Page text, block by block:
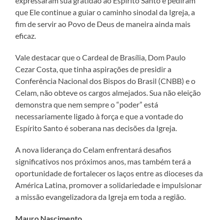
que Ele continue a guiar o caminho sinodal da Igreja, a
fim de servir ao Povo de Deus de maneira ainda mais
eficaz.
Vale destacar que o Cardeal de Brasília, Dom Paulo
Cezar Costa, que tinha aspirações de presidir a
Conferência Nacional dos Bispos do Brasil (CNBB) e o
Celam, não obteve os cargos almejados. Sua não eleição
demonstra que nem sempre o “poder” está
necessariamente ligado à força e que a vontade do
Espírito Santo é soberana nas decisões da Igreja.
A nova liderança do Celam enfrentará desafios
significativos nos próximos anos, mas também terá a
oportunidade de fortalecer os laços entre as dioceses da
América Latina, promover a solidariedade e impulsionar
a missão evangelizadora da Igreja em toda a região.
Mauro Nascimento